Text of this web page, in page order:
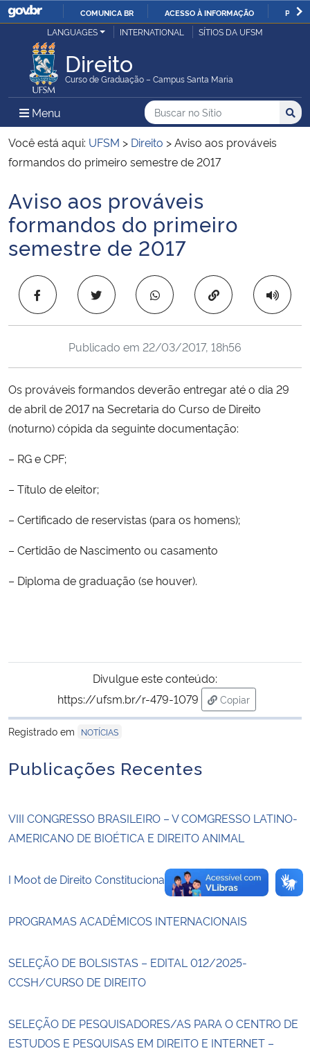
IR
COMUNICA BR ACESSO À INFORMAÇÃO
Ministério da Justiça e Segurança Pública
Ministério da Defesa
Ministério das Relações Exteriores
Ministério da Infraestrutura
Ministério da Agricultura, Pecuária e Abastecimento
Ministério da Educação
Ministério de Minas e Energia
Ministério da Ciência, Tecnologia, Inovações e Comunicações
Controladoria-Geral da União
Gabinete de Segurança Institucional
Advocacia-Geral da União
Planalto
LANGUAGES INTERNATIONAL SÍTIOS DA UFSM
Direito
Curso de Graduação – Campus Santa Maria
Menu Menu Principal do Sítio
Busca
Buscar no no Sítio
Busca:
Você está aqui: UFSM > Direito >Aviso aos prováveis
formandos do primeiro semestre de 2017
Início do conteúdo
Aviso aos prováveis
formandos do primeiro
semestre de 2017
Copiar para área
Publicado em 22/03/2017, 18h56
Os prováveis formandos deverão entregar até o dia 29
de abril de 2017 na Secretaria do Curso de Direito
(noturno) cópida da seguinte documentação:
– RG e CPF;
– Título de eleitor;
– Certificado de reservistas (para os homens);
– Certidão de Nascimento ou casamento
– Diploma de graduação (se houver).
Divulgue este conteúdo:
https://ufsm.br/r-479-1079
Copiar
para área de
Registrado em
NOTÍCIAS
Publicações Recentes
VIII CONGRESSO BRASILEIRO – V COMGRESSO LATINO-
AMERICANO DE BIOÉTICA E DIREITO ANIMAL
I Moot de Direito Constitucional
PROGRAMAS ACADÊMICOS INTERNACIONAIS
SELEÇÃO DE BOLSISTAS – EDITAL 012/2025-
CCSH/CURSO DE DIREITO
SELEÇÃO DE PESQUISADORES/AS PARA O CENTRO DE
ESTUDOS E PESQUISAS EM DIREITO E INTERNET –